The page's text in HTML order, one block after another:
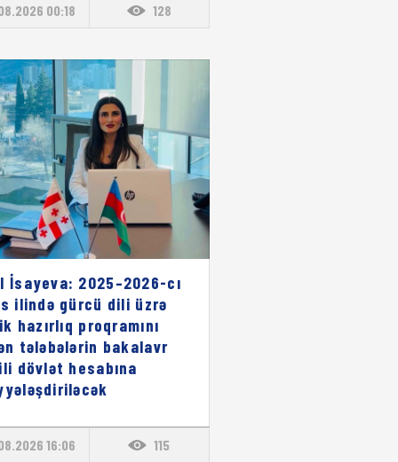
00:18 128
İsayeva: 2025–2026-cı
ilində gürcü dili üzrə
hazırlıq proqramını
tələbələrin bakalavr
dövlət hesabına
16:06 115